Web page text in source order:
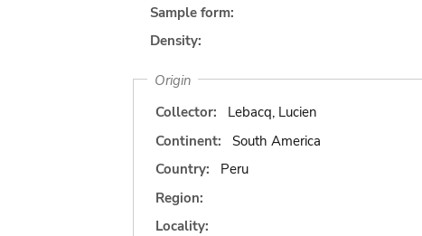
Sample form:
Density:
Origin
Collector:
Lebacq, Lucien
Continent:
South America
Country:
Peru
Region:
Locality: